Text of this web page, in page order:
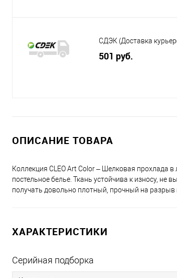
СДЭК (Доставка
501 руб.
ОПИСАНИЕ ТОВАРА
Коллекция CLEO Art Color – Шелковая прохлада
постельное белье. Ткань устойчива к износу, не
получать довольно плотный, прочный на разрыв
ХАРАКТЕРИСТИКИ
Серийная подборка